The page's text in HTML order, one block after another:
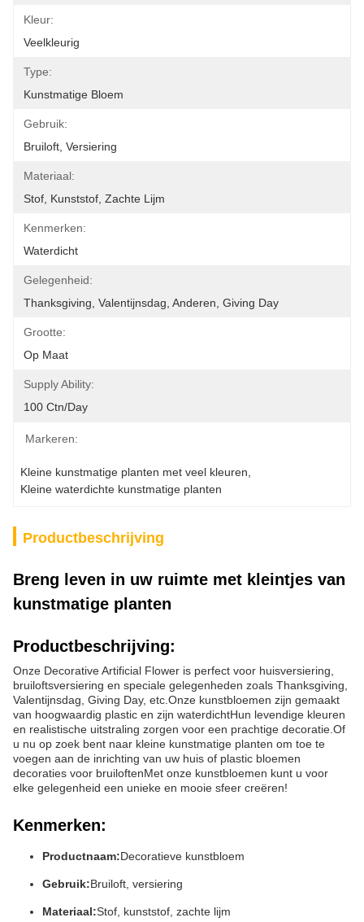
Kleur:
Veelkleurig
Type:
Kunstmatige Bloem
Gebruik:
Bruiloft, Versiering
Materiaal:
Stof, Kunststof, Zachte Lijm
Kenmerken:
Waterdicht
Gelegenheid:
Thanksgiving, Valentijnsdag, Anderen, Giving Day
Grootte:
Op Maat
Supply Ability:
100 Ctn/day
Markeren:
Kleine kunstmatige planten met veel kleuren
Kleine waterdichte kunstmatige planten
Productbeschrijving
Breng leven in uw ruimte met kleintjes van
kunstmatige planten
Productbeschrijving:
Onze Decorative Artificial Flower is perfect voor huisversiering,
bruiloftsversiering en speciale gelegenheden zoals Thanksgiving,
Valentijnsdag, Giving Day, etc.Onze kunstbloemen zijn gemaakt
van hoogwaardig plastic en zijn waterdichtHun levendige kleuren
en realistische uitstraling zorgen voor een prachtige decoratie.Of
u nu op zoek bent naar kleine kunstmatige planten om toe te
voegen aan de inrichting van uw huis of plastic bloemen
decoraties voor bruiloftenMet onze kunstbloemen kunt u voor
elke gelegenheid een unieke en mooie sfeer creëren!
Kenmerken:
Productnaam:Decoratieve kunstbloem
Gebruik:Bruiloft, versiering
Materiaal:Stof, kunststof, zachte lijm